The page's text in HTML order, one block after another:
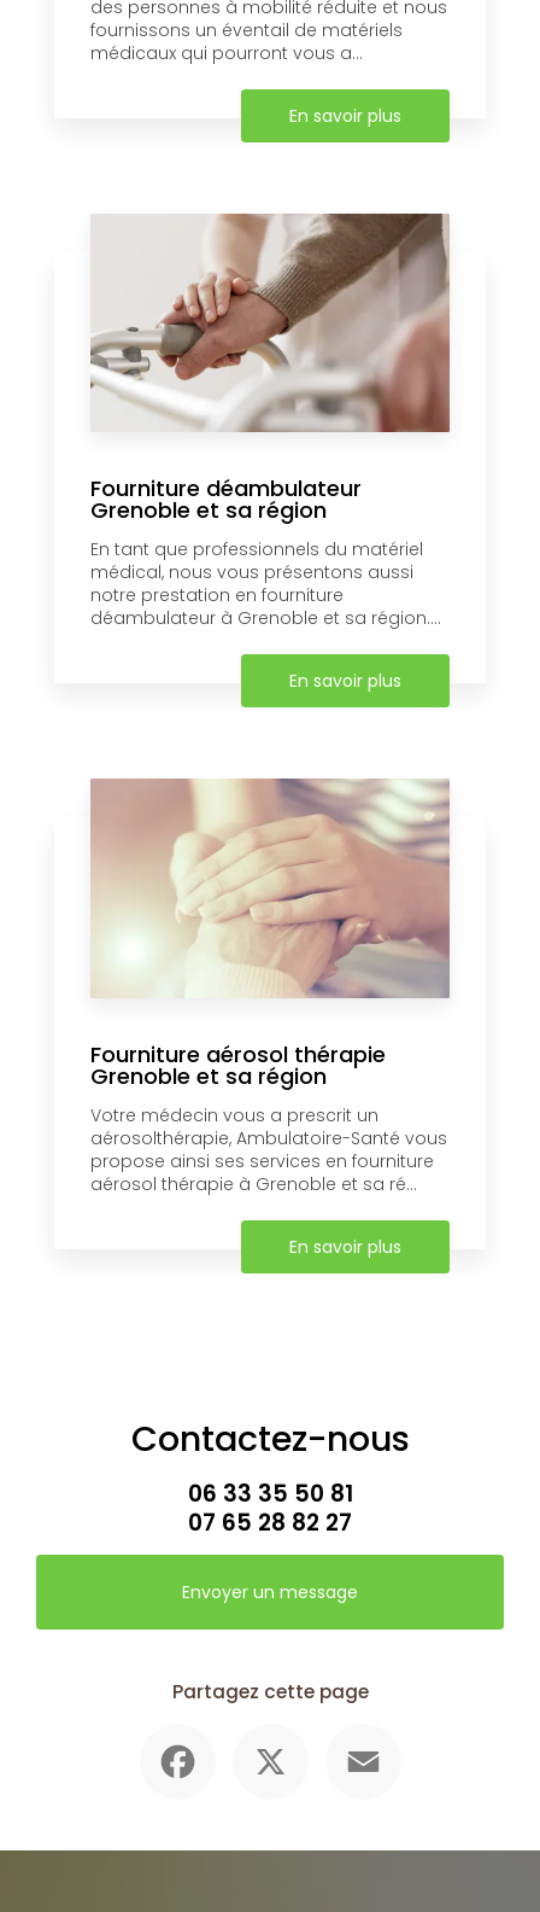
des personnes à mobilité réduite et nous
fournissons un éventail de matériels
médicaux qui pourront vous a...
En savoir plus
Fourniture déambulateur
Grenoble et sa région
En tant que professionnels du matériel
médical, nous vous présentons aussi
notre prestation en fourniture
déambulateur à Grenoble et sa région....
En savoir plus
Fourniture aérosol thérapie
Grenoble et sa région
Votre médecin vous a prescrit un
aérosolthérapie, Ambulatoire-Santé vous
propose ainsi ses services en fourniture
aérosol thérapie à Grenoble et sa ré...
En savoir plus
Contactez-nous
06 33 35 50 81
07 65 28 82 27
Envoyer un message
Partagez cette page